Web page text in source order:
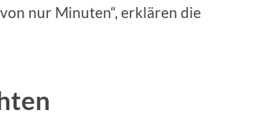
nur Minuten“, erklären die